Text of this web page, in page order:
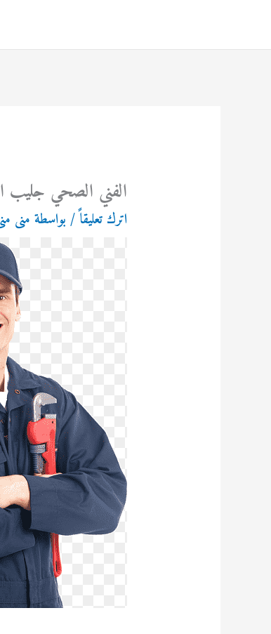
المحتوى
الفني الصحي جليب الشيوخ
اترك تعليقاً/ بواسطةمنى